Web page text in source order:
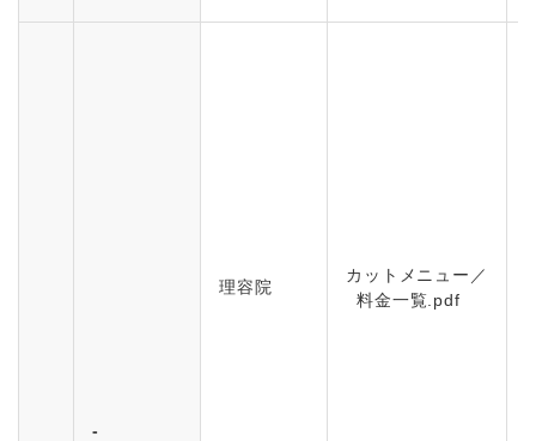
-
理容院
カットメニュー／
料金一覧.pdf